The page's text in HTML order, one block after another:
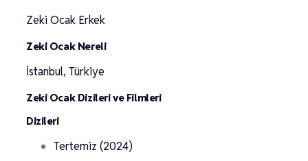
Zeki Ocak Erkek
Zeki Ocak Nereli
İstanbul, Türkiye
Zeki Ocak Dizileri ve Filmleri
Dizileri
Tertemiz (2024)